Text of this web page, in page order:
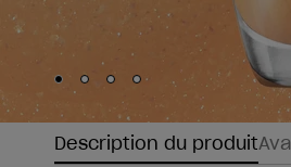
Skip to slide 1
Skip to slide
Skip to slide
Skip to slide 4
Description du produit